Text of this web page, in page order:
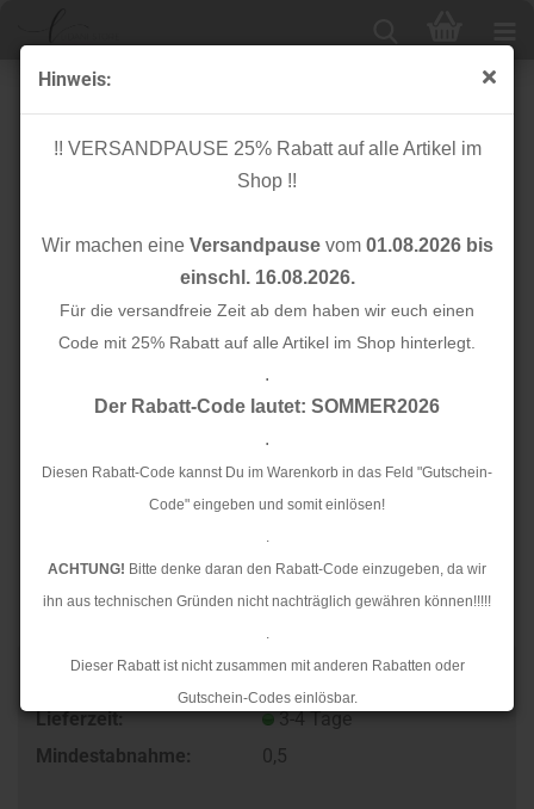
Hinweis:
!! VERSANDPAUSE 25% Rabatt auf alle Artikel im
Shop !!
Wir machen eine Versandpausevom 01.08.2026 bis
einschl. 16.08.2026.
Für die versandfreie Zeit ab dem haben wir euch einen
Code mit 25% Rabatt auf alle Artikel im Shop hinterlegt.
.
Der Rabatt-Code lautet: SOMMER2026
.
Diesen Rabatt-Code kannst Du im Warenkorb in das Feld "Gutschein-
Code" eingeben und somit einlösen!
.
ACHTUNG! Bitte denke daran den Rabatt-Code einzugeben, da wir
ihn aus technischen Gründen nicht nachträglich gewähren können!!!!!
.
Dieser Rabatt ist nicht zusammen mit anderen Rabatten oder
Gutschein-Codes einlösbar.
.
Ab dem 17.08.2026 versenden wir wieder wie gewohnt. Aufgrund des
Light Terry Sweat mit TENCEL™ - powder pink -
meetMilk
Lieferzeit:
3-4 Tage
Mindestabnahme:
0,5